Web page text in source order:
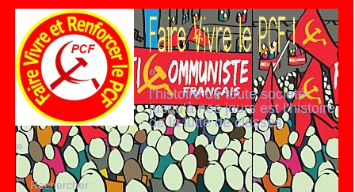
«
l’histoire de toute société
jusqu’à nos jours est l’histoire
de la lutte de classes
»
Rechercher :